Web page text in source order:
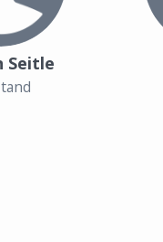
Seitle